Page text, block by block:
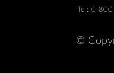
Tel: 0 800
©